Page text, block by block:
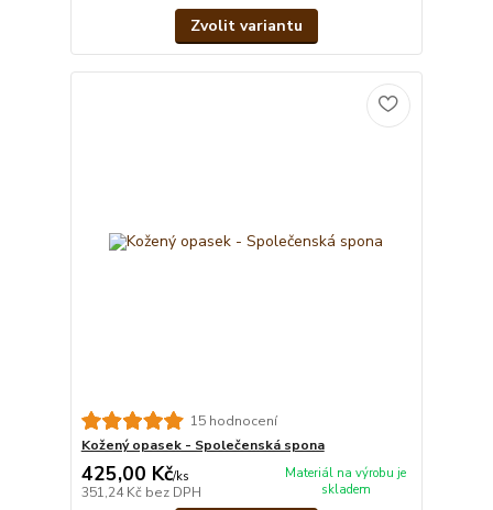
Zvolit variantu
15 hodnocení
Kožený opasek - Společenská spona
425,00 Kč/ks
351,24 Kč bez DPH
Materiál na výrobu je
skladem